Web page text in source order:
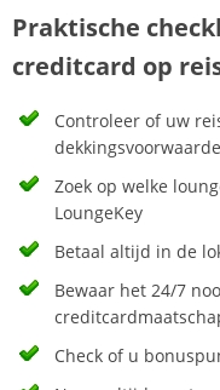
Praktische
creditcard op
Controleer of uw
Zoek op welke
LoungeKey
Betaal altijd in de
Bewaar het 24/7
Check of u